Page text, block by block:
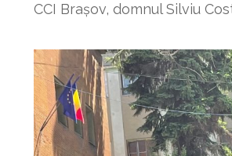
CCI Brașov, domnul Silviu